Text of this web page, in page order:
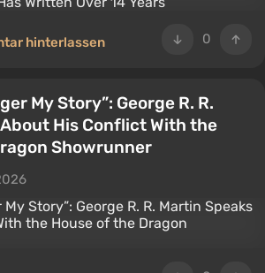
0
hinterlassen
My Story”: George R. R.
His Conflict With the
Showrunner